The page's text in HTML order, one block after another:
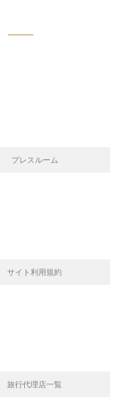
プレスルーム
サイト利用規約
旅行代理店一覧